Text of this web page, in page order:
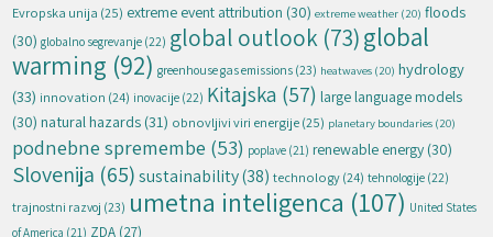
Evropska unija (25) extreme event attribution (30) extreme weather (20) floods
(30) globalno segrevanje (22) global outlook (73)global
warming (92) greenhouse gas emissions (23) heatwaves (20) hydrology
(33) innovation (24) inovacije (22) Kitajska (57) large language models
(30) natural hazards (31) obnovljivi viri energije(25) planetary boundaries (20)
podnebne spremembe (53) poplave (21) renewable energy (30)
Slovenija (65) sustainability(38) technology(24) tehnologije (22)
trajnostni razvoj (23) umetna inteligenca (107) United States
of America (21) ZDA (27)